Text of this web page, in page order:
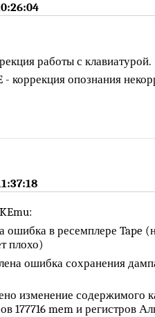
работы с клавиатурой.
- коррекция опознания
ошибка в ресемплере Tape
плохо)
ошибка сохранения
изменение содержимого
177716 mem и регистров